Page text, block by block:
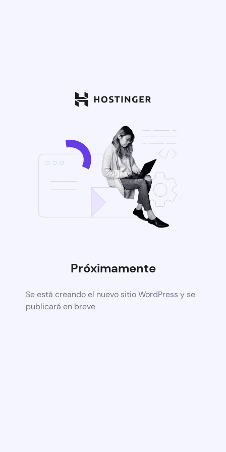
Próximamente
Se está creando el nuevo sitio WordPress y se
publicará en breve